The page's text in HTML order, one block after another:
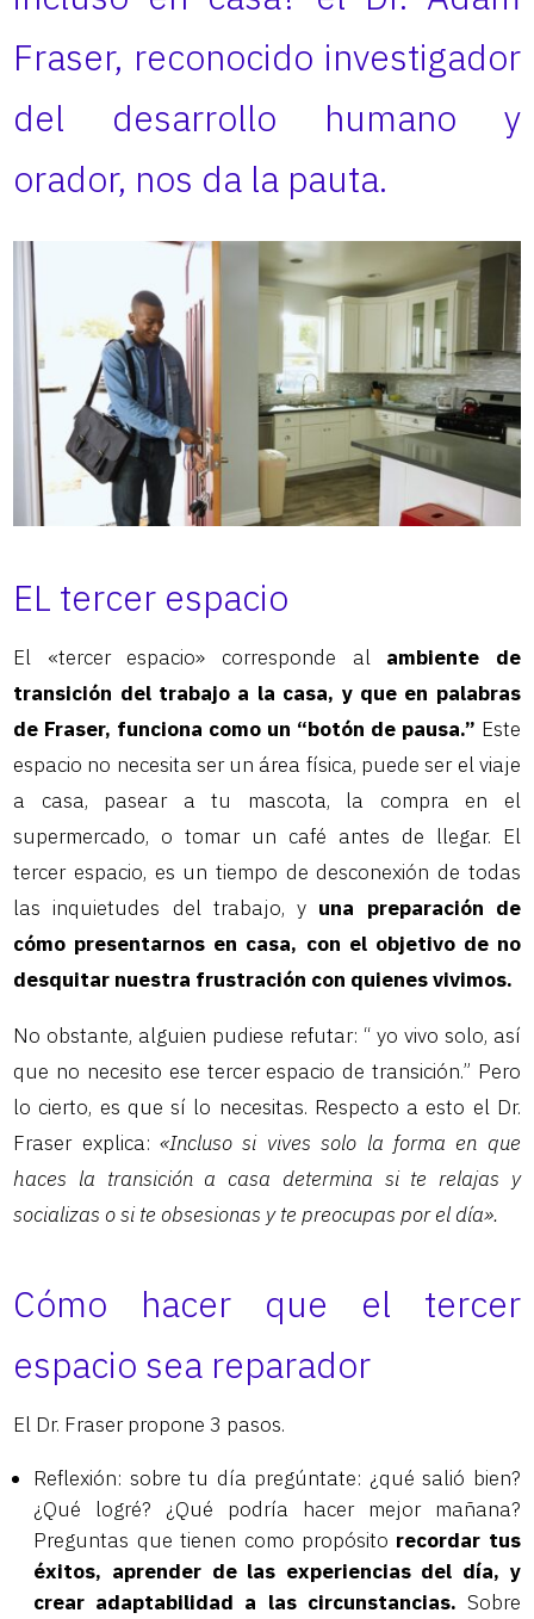
Fraser, reconocido investigador
del desarrollo humano y
orador, nos da la pauta.
EL tercer espacio
El «tercer espacio» corresponde al ambiente de
transición del trabajo a la casa, y que en palabras
de Fraser, funciona como un “botón de pausa.” Este
espacio no necesita ser un área física, puede ser el viaje
a casa, pasear a tu mascota, la compra en el
supermercado, o tomar un café antes de llegar. El
tercer espacio, es un tiempo de desconexión de todas
las inquietudes del trabajo, y una preparación de
cómo presentarnos en casa, con el objetivo de no
desquitar nuestra frustración con quienes vivimos.
No obstante, alguien pudiese refutar: “ yo vivo solo, así
que no necesito ese tercer espacio de transición.” Pero
lo cierto, es que sí lo necesitas. Respecto a esto el Dr.
Fraser explica:«Incluso si vives solo la forma en que
haces la transición a casa determina si te relajas y
socializas o si te obsesionas y te preocupas por el día».
Cómo hacer que el tercer
espacio sea reparador
El Dr. Fraser propone 3 pasos.
Reflexión: sobre tu día pregúntate: ¿qué salió bien?
¿Qué logré? ¿Qué podría hacer mejor mañana?
Preguntas que tienen como propósito recordar tus
éxitos, aprender de las experiencias del día, y
crear adaptabilidad a las circunstancias. Sobre